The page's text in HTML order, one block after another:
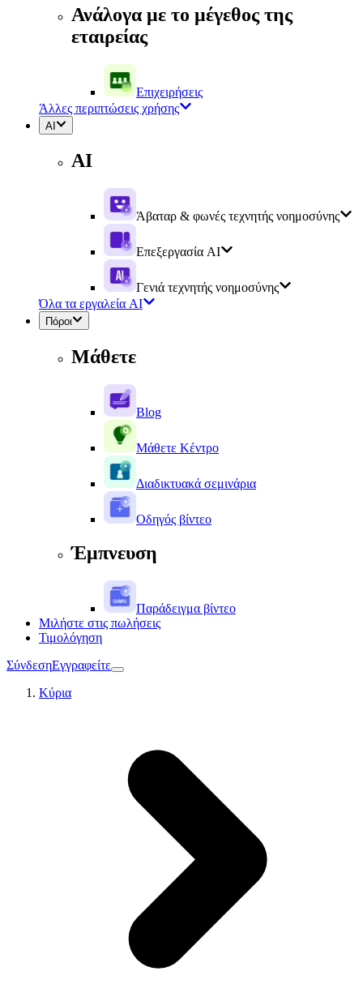
Ανάλογα με το μέγεθος της
εταιρείας
Επιχειρήσεις
Άλλες περιπτώσεις χρήσης
AI
AI
Άβαταρ & φωνές τεχνητής νοημοσύνης
Επεξεργασία AI
Γενιά τεχνητής νοημοσύνης
Όλα τα εργαλεία AI
Πόροι
Μάθετε
Blog
Μάθετε Κέντρο
Διαδικτυακά σεμινάρια
Οδηγός βίντεο
Έμπνευση
Παράδειγμα βίντεο
Μιλήστε στις πωλήσεις
Τιμολόγηση
ΣύνδεσηΕγγραφείτε
Κύρια